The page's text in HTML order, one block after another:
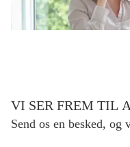
VI SER FREM TIL
Send os en besked,